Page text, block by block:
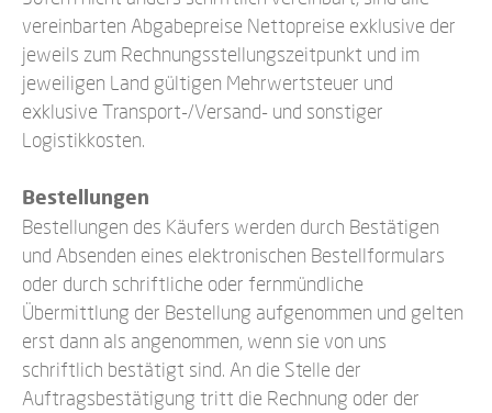
vereinbarten Abgabepreise Nettopreise exklusive der
jeweils zum Rechnungsstellungszeitpunkt und im
jeweiligen Land gültigen Mehrwertsteuer und
exklusive Transport-/Versand- und sonstiger
Logistikkosten.
Bestellungen
Bestellungen des Käufers werden durch Bestätigen
und Absenden eines elektronischen Bestellformulars
oder durch schriftliche oder fernmündliche
Übermittlung der Bestellung aufgenommen und gelten
erst dann als angenommen, wenn sie von uns
schriftlich bestätigt sind. An die Stelle der
Auftragsbestätigung tritt die Rechnung oder der